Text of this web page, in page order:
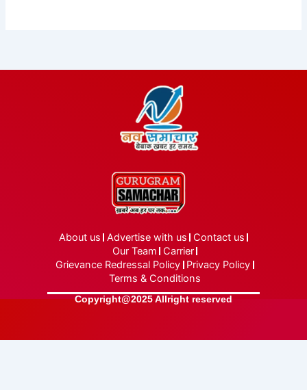
About us Advertise with us Contact us
Our Team Carrier
Grievance Redressal Policy Privacy Policy
Terms & Conditions
Copyright@2025 Allright reserved